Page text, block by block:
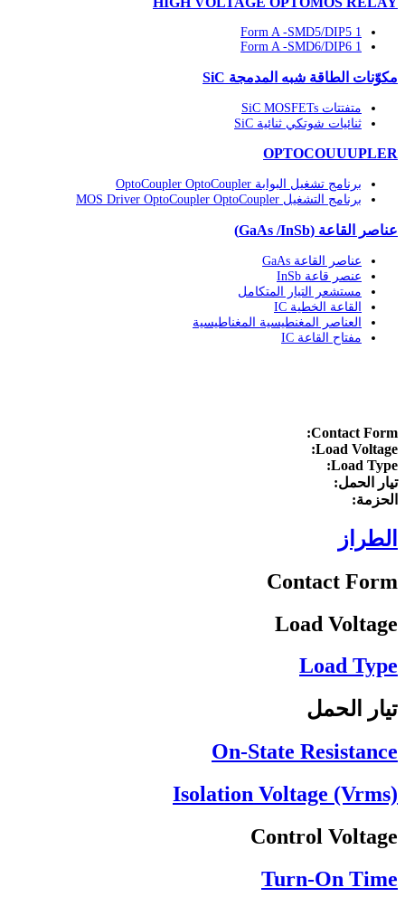
1 Form A -SMD5/DIP5
1 Form A -SMD6/DIP6
مكوّنات الطاقة شبه المدمجة SiC
متفتتات SiC MOSFETs
ثنائيات شوتكي ثنائية SiC
OPTOCOUUUPLER
برنامج تشغيل البوابة OptoCoupler OptoCoupler
برنامج التشغيل MOS Driver OptoCoupler OptoCoupler
عناصر القاعة (GaAs /InSb)
عناصر القاعة GaAs
عنصر قاعة InSb
مستشعر التيار المتكامل
القاعة الخطية IC
العناصر المغنطيسية المغناطيسية
مفتاح القاعة IC
Contact Form:
Load Voltage:
Load Type:
تيار الحمل:
الحزمة:
الطراز
Contact Form
Load Voltage
Load Type
تيار الحمل
On-State Resistance
Isolation Voltage (Vrms)
Control Voltage
Turn-On Time